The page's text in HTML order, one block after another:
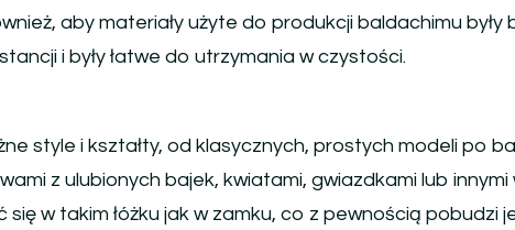
aby materiały użyte do produkcji baldachimu były
i były łatwe do utrzymania w czystości.
style i kształty, od klasycznych, prostych modeli po
z ulubionych bajek, kwiatami, gwiazdkami lub
w takim łóżku jak w zamku, co z pewnością pobudzi